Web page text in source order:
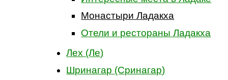
Монастыри Ладакха
Отели и рестораны Ладакха
Лех (Ле)
Шринагар (Сринагар)